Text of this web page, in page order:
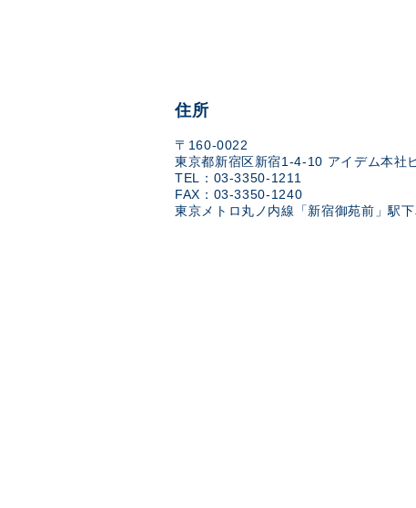
住所
〒160-0022
東京都新宿区新宿1-4-10 アイデム本社
TEL：03-3350-1211
FAX：03-3350-1240
東京メトロ丸ノ内線「新宿御苑前」駅